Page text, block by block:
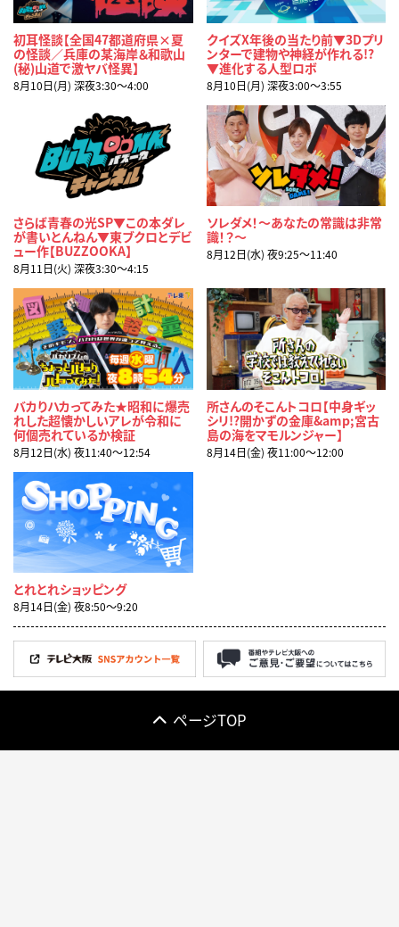
初耳怪談【全国47都道府県×夏
の怪談／兵庫の某海岸＆和歌山
(秘)山道で激ヤバ怪異】
8月10日(月) 深夜3:30〜4:00
クイズX年後の当たり前▼3Dプリ
ンターで建物や神経が作れる!?
▼進化する人型ロボ
8月10日(月) 深夜3:00〜3:55
さらば青春の光SP▼この本ダレ
が書いとんねん▼東ブクロとデビ
ュー作【BUZZOOKA】
8月11日(火) 深夜3:30〜4:15
ソレダメ！～あなたの常識は非常
識！？～
8月12日(水) 夜9:25〜11:40
バカりハカってみた★昭和に爆売
れした超懐かしいアレが令和に
何個売れているか検証
8月12日(水) 夜11:40〜12:54
所さんのそこんトコロ【中身ギッ
シリ!?開かずの金庫&amp;宮古
島の海をマモルンジャー】
8月14日(金) 夜11:00〜12:00
とれとれショッピング
8月14日(金) 夜8:50〜9:20
ページTOP